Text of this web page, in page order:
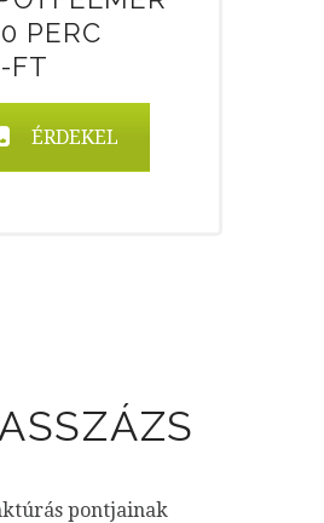
PERC
FT
ÉRDEKEL
pontjainak